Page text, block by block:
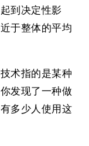
到决定性影
于整体的平均
术指的是某种
发现了一种做
多少人使用这